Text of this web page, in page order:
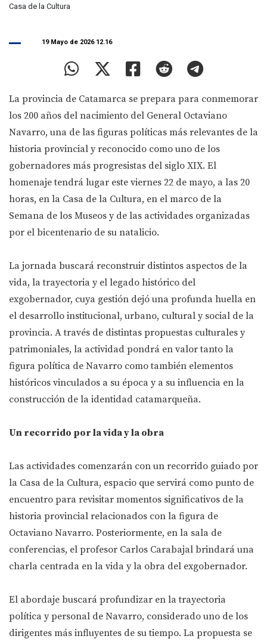
Casa de la Cultura
19 Mayo de 2026 12.16
La provincia de Catamarca se prepara para conmemorar
los 200 años del nacimiento del General Octaviano
Navarro, una de las figuras políticas más relevantes de la
historia provincial y reconocido como uno de los
gobernadores más progresistas del siglo XIX. El
homenaje tendrá lugar este viernes 22 de mayo, a las 20
horas, en la Casa de la Cultura, en el marco de la
Semana de los Museos y de las actividades organizadas
por el bicentenario de su natalicio.
La jornada buscará reconstruir distintos aspectos de la
vida, la trayectoria y el legado histórico del
exgobernador, cuya gestión dejó una profunda huella en
el desarrollo institucional, urbano, cultural y social de la
provincia. A través de distintas propuestas culturales y
patrimoniales, la actividad pondrá en valor tanto la
figura política de Navarro como también elementos
históricos vinculados a su época y a su influencia en la
construcción de la identidad catamarqueña.
Un recorrido por la vida y la obra
Las actividades comenzarán con un recorrido guiado por
la Casa de la Cultura, espacio que servirá como punto de
encuentro para revisitar momentos significativos de la
historia provincial relacionados con la figura de
Octaviano Navarro. Posteriormente, en la sala de
conferencias, el profesor Carlos Carabajal brindará una
charla centrada en la vida y la obra del exgobernador.
El abordaje buscará profundizar en la trayectoria
política y personal de Navarro, considerado uno de los
dirigentes más influyentes de su tiempo. La propuesta se